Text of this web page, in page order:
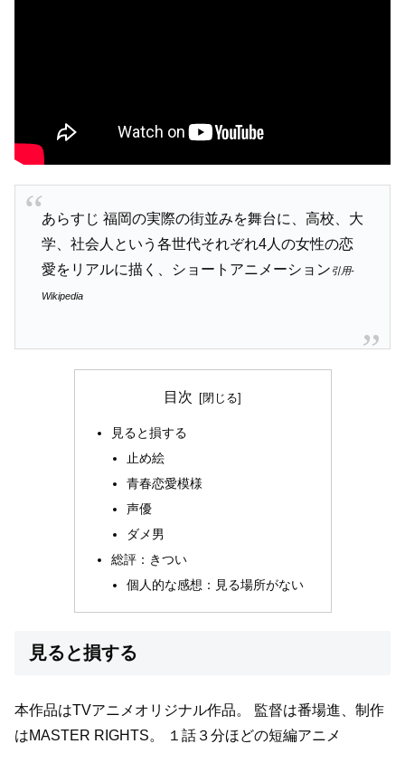
あらすじ 福岡の実際の街並みを舞台に、高校、大
学、社会人という各世代それぞれ4人の女性の恋
愛をリアルに描く、ショートアニメーション 引用-
Wikipedia
目次
見ると損する
止め絵
青春恋愛模様
声優
ダメ男
総評：きつい
個人的な感想：見る場所がない
見ると損する
本作品はTVアニメオリジナル作品。
監督は番場進、制作
はMASTER RIGHTS。
１話３分ほどの短編アニメ